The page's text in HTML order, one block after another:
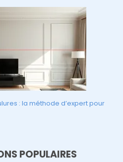
: la méthode d’expert pour
POPULAIRES